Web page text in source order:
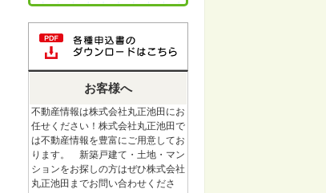
お客様へ
不動産情報は株式会社丸正池田にお
任せください！株式会社丸正池田で
は不動産情報を豊富にご用意してお
ります。 新築戸建て・土地・マン
ションをお探しの方はぜひ株式会社
丸正池田までお問い合わせくださ